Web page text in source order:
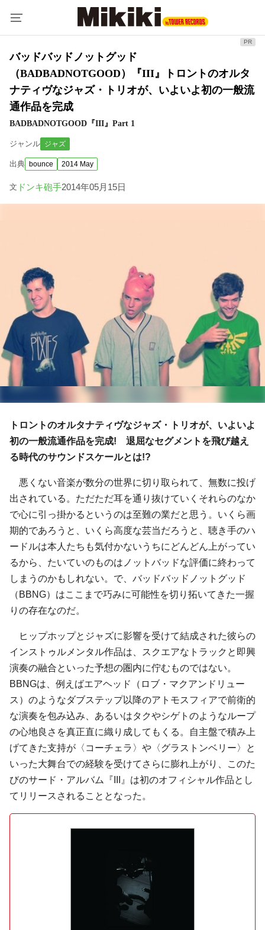
バッドバッドノットグッド
（BADBADNOTGOOD）『III』トロントのオルタ
ナティヴなジャズ・トリオが、いよいよ初の一般流
通作品を完成
BADBADNOTGOOD『III』Part 1
ジャンル ジャズ
出典 bounce 2014 May
文 ドンキ砲手2014年05月15日
トロントのオルタナティヴなジャズ・トリオが、いよいよ
初の一般流通作品を完成! 退屈なセグメントを飛び越え
る時代のサウンドスケールとは!?
悪くない音楽が数分の世界に切り取られて、無数に投げ
出されている。ただただ耳を通り抜けていくそれらのなか
で心に引っ掛かるというのは至難の業だと思う。いくら画
期的であろうと、いくら高度な芸当だろうと、聴き手のハ
ードルは本人たちも気付かないうちにどんどん上がってい
るから、たいていのものはノットバッドな評価に終わって
しまうのかもしれない。で、バッドバッドノットグッド
（BBNG）はここまで巧みに可能性を切り拓いてきた一握
りの存在なのだ。
ヒップホップとジャズに影響を受けて結成された彼らの
インストゥルメンタル作品は、スクエアなトラックと即興
演奏の融合といった予想の圏内に佇むものではない。
BBNGは、例えばエアヘッド（ロブ・マクアンドリュー
ス）のようなダブステップ以降のアトモスフィアで前衛的
な演奏を包み込み、あるいはタクやシゲトのようなループ
の心地良さを真正直に織り成してもくる。自主盤で積み上
げてきた支持が〈コーチェラ〉や〈グラストンベリー〉と
いった大舞台での経験を受けてさらに膨れ上がり、このた
びのサード・アルバム『III』は初のオフィシャル作品とし
てリリースされることとなった。